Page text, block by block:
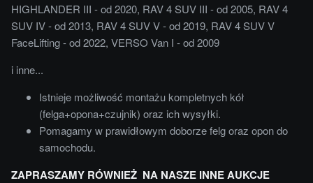
HIGHLANDER III - od 2020, RAV 4 SUV III - od 2005, RAV 4
SUV IV - od 2013, RAV 4 SUV V - od 2019, RAV 4 SUV V
FaceLifting - od 2022, VERSO Van I - od 2009
i inne...
Istnieje możliwość montażu kompletnych kół
(felga+opona+czujnik) oraz ich wysyłki.
Pomagamy w prawidłowym doborze felg oraz opon do
samochodu.
ZAPRASZAMY RÓWNIEŻ NA NASZE INNE AUKCJE